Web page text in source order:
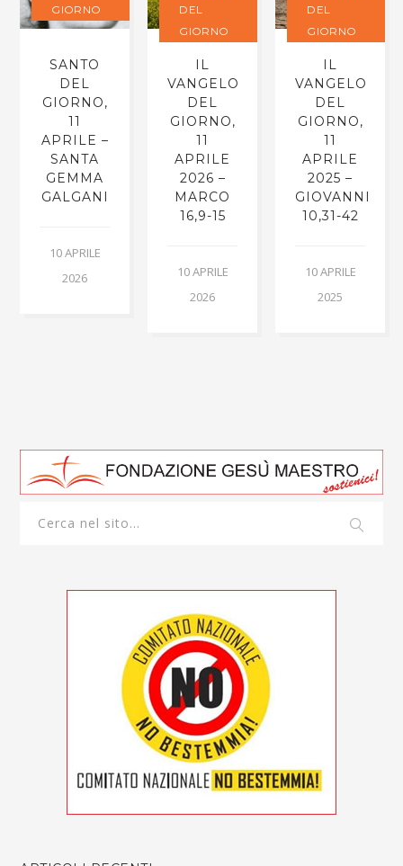
GIORNO
SANTO
DEL
GIORNO,
11
APRILE –
SANTA
GEMMA
GALGANI
10 APRILE
2026
DEL
GIORNO
IL
VANGELO
DEL
GIORNO,
11
APRILE
2026 –
MARCO
16,9-15
10 APRILE
2026
DEL
GIORNO
IL
VANGELO
DEL
GIORNO,
11
APRILE
2025 –
GIOVANNI
10,31-42
10 APRILE
2025